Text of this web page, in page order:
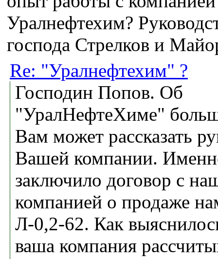
Уралнефтехим?
господа Стрелков и
Re: "Уралнефтехим" ?
Господин Попов. Об
"УралНефтеХиме"
Вам может рассказать
Вашей компании.
заключило договор с
компанией о продаже
Л-0,2-62. Как
ваша компания